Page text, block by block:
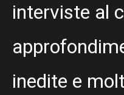
interviste al
inedite e